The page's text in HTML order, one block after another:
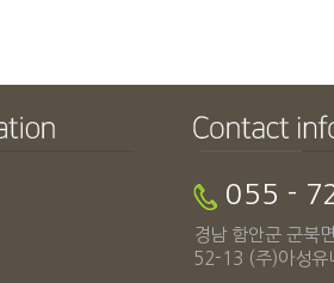
055 -
경남 함안군 군북
52-13 (주)아성유